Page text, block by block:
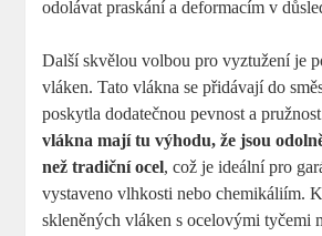
odolávat praskání a deformacím v
Další skvělou volbou pro vyztužení je
vláken. Tato vlákna se přidávají do
poskytla dodatečnou pevnost a
vlákna mají tu výhodu, že jsou
než tradiční ocel, což je ideální pro
vystaveno vlhkosti nebo chemikáliím.
skleněných vláken s ocelovými tyčemi